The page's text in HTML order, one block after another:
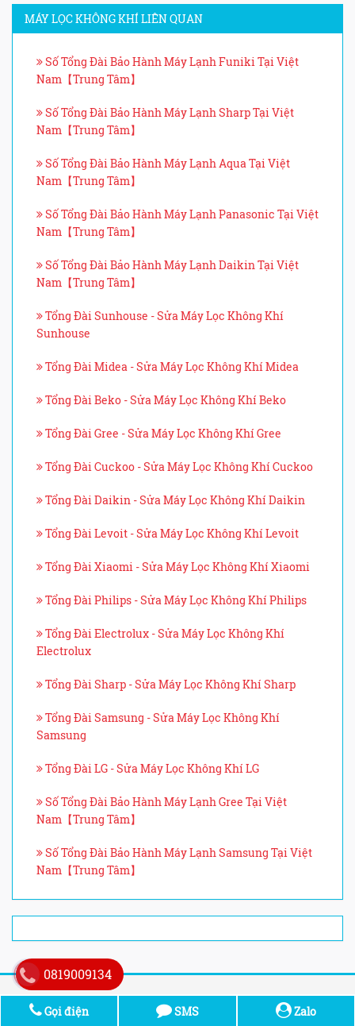
MÁY LỌC KHÔNG KHÍ LIÊN QUAN
Số Tổng Đài Bảo Hành Máy Lạnh Funiki Tại Việt
Nam【Trung Tâm】
Số Tổng Đài Bảo Hành Máy Lạnh Sharp Tại Việt
Nam【Trung Tâm】
Số Tổng Đài Bảo Hành Máy Lạnh Aqua Tại Việt
Nam【Trung Tâm】
Số Tổng Đài Bảo Hành Máy Lạnh Panasonic Tại Việt
Nam【Trung Tâm】
Số Tổng Đài Bảo Hành Máy Lạnh Daikin Tại Việt
Nam【Trung Tâm】
Tổng Đài Sunhouse - Sửa Máy Lọc Không Khí
Sunhouse
Tổng Đài Midea - Sửa Máy Lọc Không Khí Midea
Tổng Đài Beko - Sửa Máy Lọc Không Khí Beko
Tổng Đài Gree - Sửa Máy Lọc Không Khí Gree
Tổng Đài Cuckoo - Sửa Máy Lọc Không Khí Cuckoo
Tổng Đài Daikin - Sửa Máy Lọc Không Khí Daikin
Tổng Đài Levoit - Sửa Máy Lọc Không Khí Levoit
Tổng Đài Xiaomi - Sửa Máy Lọc Không Khí Xiaomi
Tổng Đài Philips - Sửa Máy Lọc Không Khí Philips
Tổng Đài Electrolux - Sửa Máy Lọc Không Khí
Electrolux
Tổng Đài Sharp - Sửa Máy Lọc Không Khí Sharp
Tổng Đài Samsung - Sửa Máy Lọc Không Khí
Samsung
Tổng Đài LG - Sửa Máy Lọc Không Khí LG
Số Tổng Đài Bảo Hành Máy Lạnh Gree Tại Việt
Nam【Trung Tâm】
Số Tổng Đài Bảo Hành Máy Lạnh Samsung Tại Việt
Nam【Trung Tâm】
SẢN PHẨM VỀ CHÚNG TÔI
0819009134
Gọi điện SMS Zalo